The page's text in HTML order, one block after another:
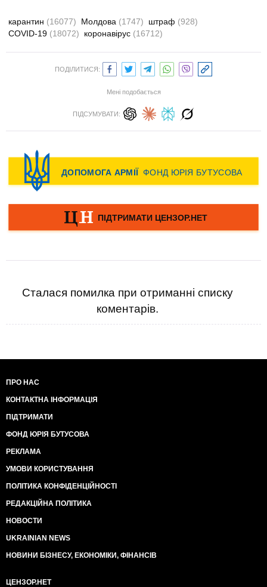
карантин (16077) Молдова (1747) штраф (928)
COVID-19 (18072) коронавірус (16712)
ПОДІЛИТИСЯ:
Мені подобається
ПІДСУМУВАТИ:
Сталася помилка при отриманні списку
коментарів.
ПРО НАС
КОНТАКТНА ІНФОРМАЦІЯ
ПІДТРИМАТИ
ФОНД ЮРІЯ БУТУСОВА
РЕКЛАМА
УМОВИ КОРИСТУВАННЯ
ПОЛІТИКА КОНФІДЕНЦІЙНОСТІ
РЕДАКЦІЙНА ПОЛІТИКА
НОВОСТИ
UKRAINIAN NEWS
НОВИНИ БІЗНЕСУ, ЕКОНОМІКИ, ФІНАНСІВ
ЦЕНЗОР.НЕТ